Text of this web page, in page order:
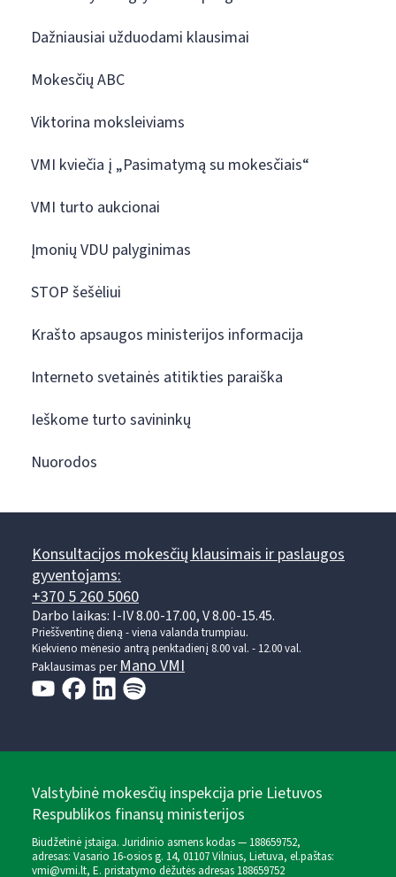
Dažniausiai užduodami klausimai
Mokesčių ABC
Viktorina moksleiviams
VMI kviečia į „Pasimatymą su mokesčiais“
VMI turto aukcionai
Įmonių VDU palyginimas
STOP šešėliui
Krašto apsaugos ministerijos informacija
Interneto svetainės atitikties paraiška
Ieškome turto savininkų
Nuorodos
Konsultacijos mokesčių klausimais ir paslaugos
gyventojams:
+370 5 260 5060
Darbo laikas: I-IV 8.00-17.00, V 8.00-15.45.
Prieššventinę dieną - viena valanda trumpiau.
Kiekvieno mėnesio antrą penktadienį 8.00 val. - 12.00 val.
Paklausimas perMano VMI
Valstybinė mokesčių inspekcija prie Lietuvos
Respublikos finansų ministerijos
Biudžetinė įstaiga. Juridinio asmens kodas — 188659752,
adresas: Vasario 16-osios g. 14, 01107 Vilnius, Lietuva, el.paštas:
vmi@vmi.lt, E. pristatymo dėžutės adresas 188659752